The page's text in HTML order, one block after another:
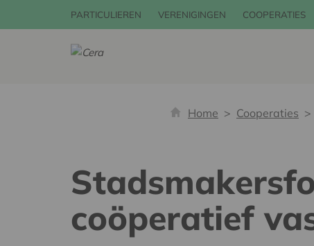
PARTICULIEREN VERENIGINGEN COOPERATIES
Home Cooperaties
coöperatief